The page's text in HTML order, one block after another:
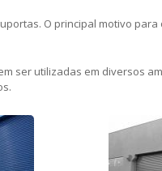
O principal motivo para
ser utilizadas em diversos